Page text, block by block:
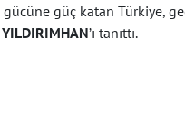
güç katan Türkiye,
YILDIRIMHAN’ı tanıttı.